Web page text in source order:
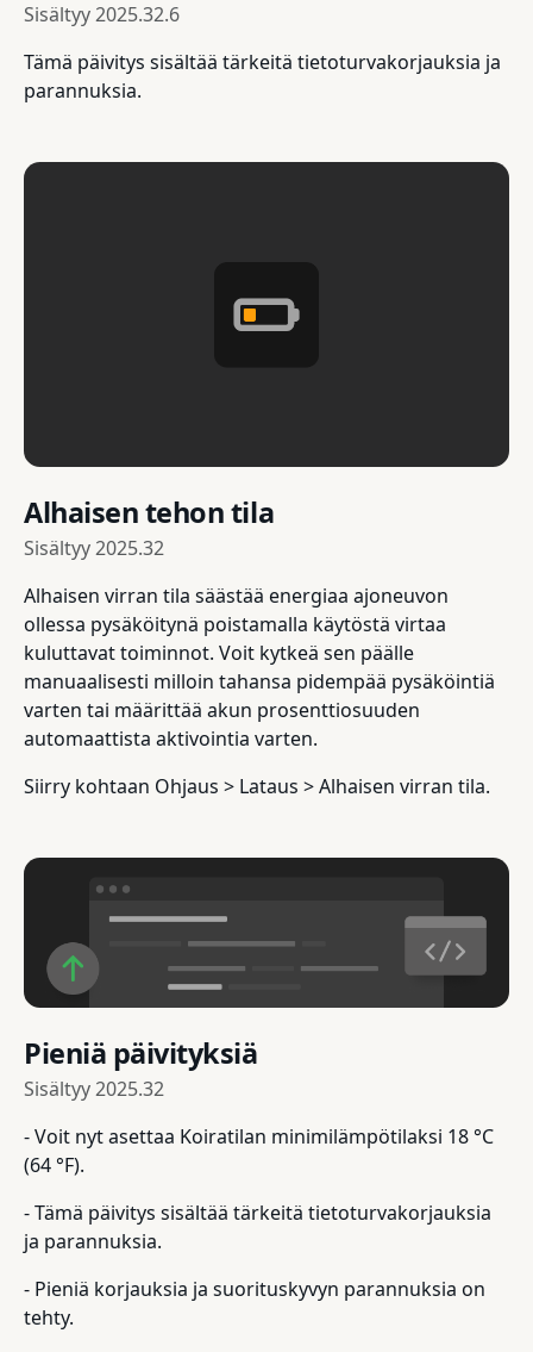
Sisältyy2025.32.6
Tämä päivitys sisältää tärkeitä tietoturvakorjauksia ja
parannuksia.
Alhaisen tehon tila
Sisältyy2025.32
Alhaisen virran tila säästää energiaa ajoneuvon
ollessa pysäköitynä poistamalla käytöstä virtaa
kuluttavat toiminnot. Voit kytkeä sen päälle
manuaalisesti milloin tahansa pidempää pysäköintiä
varten tai määrittää akun prosenttiosuuden
automaattista aktivointia varten.
Siirry kohtaan Ohjaus > Lataus > Alhaisen virran tila.
Pieniä päivityksiä
Sisältyy2025.32
- Voit nyt asettaa Koiratilan minimilämpötilaksi 18 °C
(64 °F).
- Tämä päivitys sisältää tärkeitä tietoturvakorjauksia
ja parannuksia.
- Pieniä korjauksia ja suorituskyvyn parannuksia on
tehty.